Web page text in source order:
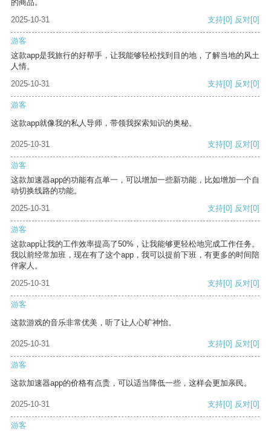
的商品。
2025-10-31
支持[0] 反对[0]
游客
这款app是我旅行的好帮手，让我能够轻松找到目的地，了解当地的风土
人情。
2025-10-31
支持[0] 反对[0]
游客
这款app就像我的私人导师，带领我探索知识的奥秘。
2025-10-31 支持[0] 反对[0]
游客
这款加速器app的功能有点单一，可以增加一些新功能，比如增加一个自
动切换线路的功能。
2025-10-31
支持[0] 反对[0]
游客
这款app让我的工作效率提高了50%，让我能够更轻松地完成工作任务。
我以前经常加班，现在有了这个app，我可以提前下班，有更多的时间陪
伴家人。
2025-10-31
支持[0] 反对[0]
游客
这款游戏的音乐非常优美，听了让人心旷神怡。
2025-10-31 支持[0] 反对[0]
游客
这款加速器app的价格有点贵，可以适当降低一些，这样会更加亲民。
2025-10-31 支持[0] 反对[0]
游客